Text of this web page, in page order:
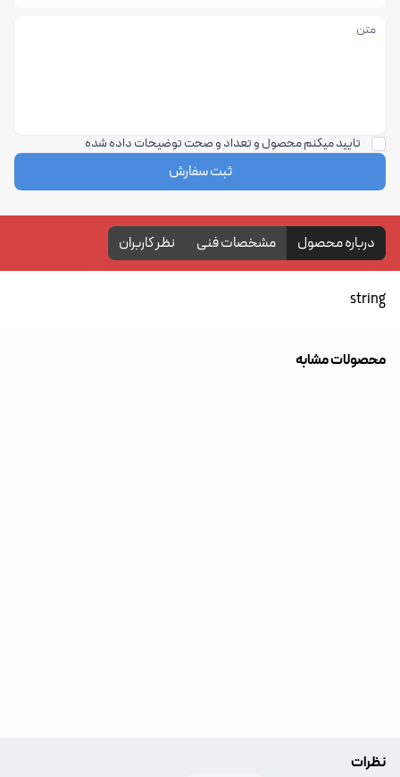
تایید میکنم محصول و تعداد و صحت توضیحات داده شده
ثبت سفارش
درباره محصول مشخصات فنی نظر کاربران
string
محصولات مشابه
نظرات